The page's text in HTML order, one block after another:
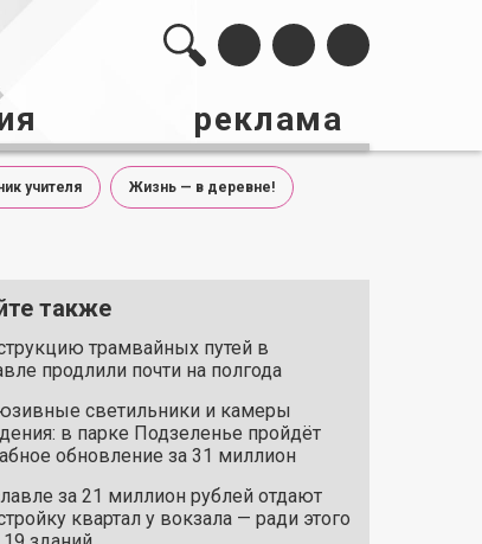
реклама
учителя Жизнь — в деревне!
также
трамвайных путей в
продлили почти на полгода
светильники и камеры
в парке Подзеленье пройдёт
обновление за 31 миллион
за 21 миллион рублей отдают
квартал у вокзала — ради этого